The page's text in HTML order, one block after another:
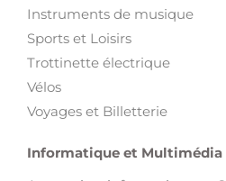
Instruments de musique
Sports et Loisirs
Trottinette électrique
Vélos
Voyages et Billetterie
Informatique et Multimédia